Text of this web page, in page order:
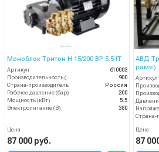
Моноблок Тритон H 15/200 BP 5.5 IT
Артикул
610003
Производительность (л/ч)
900
Страна-производитель
Россия
Рабочее давление (бар)
200
Мощность (кВт)
5.5
Электропитание (В)
380
Цена
87 000 руб.
АВД
раме)
Артикул
Страна-
Цена
87